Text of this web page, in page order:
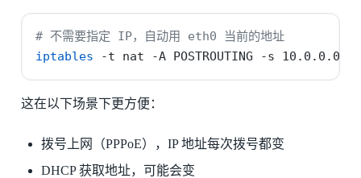
# 不需要指定 IP，自动用 eth0 当前的地址
iptables
-t nat -A POSTROUTING -s 10.0.0.0/
这在以下场景下更方便：
拨号上网（PPPoE），IP 地址每次拨号都变
DHCP 获取地址，可能会变